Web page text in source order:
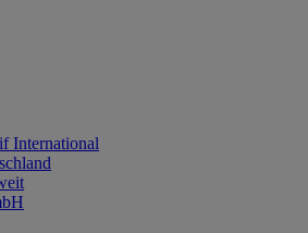
International